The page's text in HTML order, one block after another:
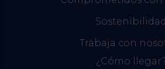
Sostenibilidad
Trabaja con
¿Cómo